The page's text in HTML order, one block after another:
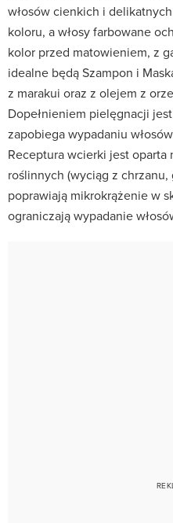
włosów cienkich i
koloru, a włosy farbowane
kolor przed matowieniem, z
idealne będą Szampon i
z marakui oraz z olejem z
Dopełnieniem pielęgnacji
zapobiega wypadaniu
Receptura wcierki jest oparta
roślinnych (wyciąg z
poprawiają mikrokrążenie w
ograniczają wypadanie